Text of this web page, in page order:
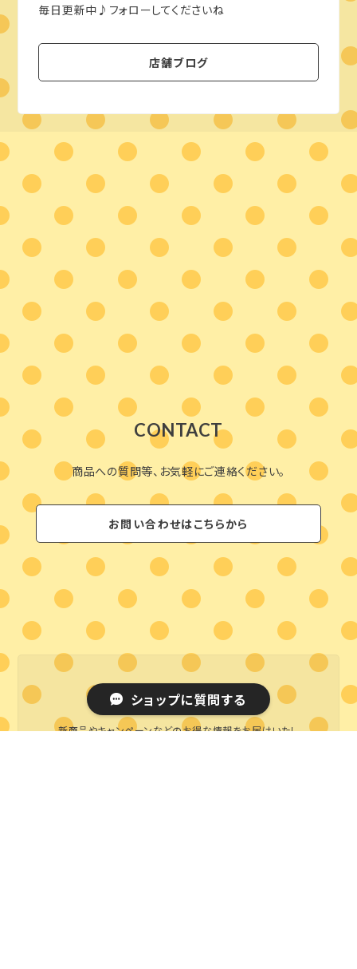
毎日更新中♪フォローしてくださいね
店舗ブログ
CONTACT
商品への質問等、お気軽にご連絡ください。
お問い合わせはこちらから
MAIL MAGAZINE
新商品やキャンペーンなどのお得な情報をお届けいたし
ショップに質問する